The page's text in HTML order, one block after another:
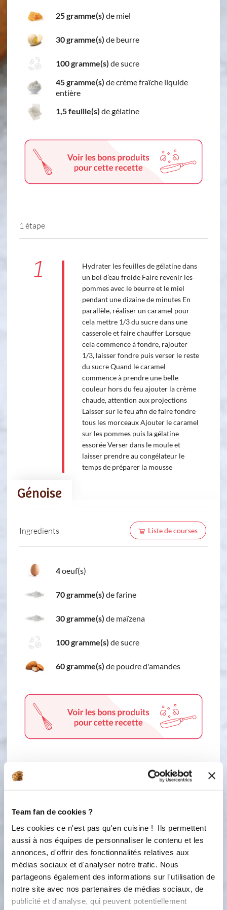
Team fan de cookies ?
Les cookies ce n'est pas qu'en cuisine ! Ils permettent
aussi à nos équipes de personnaliser le contenu et les
annonces, d'offrir des fonctionnalités relatives aux
médias sociaux et d'analyser notre trafic. Nous
partageons également des informations sur l'utilisation de
notre site avec nos partenaires de médias sociaux, de
publicité et d'analyse, qui peuvent potentiellement
25 gramme(s) de miel
30 gramme(s) de beurre
100 gramme(s) de sucre
45 gramme(s) de crème fraîche liquide
entière
1,5 feuille(s) de gélatine
1 étape
1
Hydrater les feuilles de gélatine dans
un bol d’eau froide Faire revenir les
pommes avec le beurre et le miel
pendant une dizaine de minutes En
parallèle, réaliser un caramel pour
cela mettre 1/3 du sucre dans une
casserole et faire chauffer Lorsque
cela commence à fondre, rajouter
1/3, laisser fondre puis verser le reste
du sucre Quand le caramel
commence à prendre une belle
couleur hors du feu ajouter la crème
chaude, attention aux projections
Laisser sur le feu afin de faire fondre
tous les morceaux Ajouter le caramel
sur les pommes puis la gélatine
essorée Verser dans le moule et
laisser prendre au congélateur le
temps de préparer la mousse
Génoise
Ingredients Liste de courses
4oeuf(s)
70 gramme(s) de farine
30 gramme(s) de maïzena
100 gramme(s) de sucre
60 gramme(s) de poudre d'amandes
1 étape
1
au robot pendant 5 min les œufs et le
sucre jusqu’à ce que ca triple de
volume Mélanger ensemble la farine,
la maïzena et la poudre d’amande
Incorporer les poudres dans les œufs
délicatement à l’aide d’une maryse
Verser la préparation dans le moule